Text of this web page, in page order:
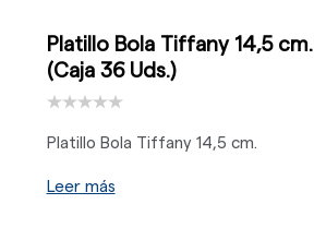
Platillo Bola Tiffany 14,5 cm.
(Caja 36 Uds.)
Platillo Bola Tiffany 14,5 cm.
Leer más